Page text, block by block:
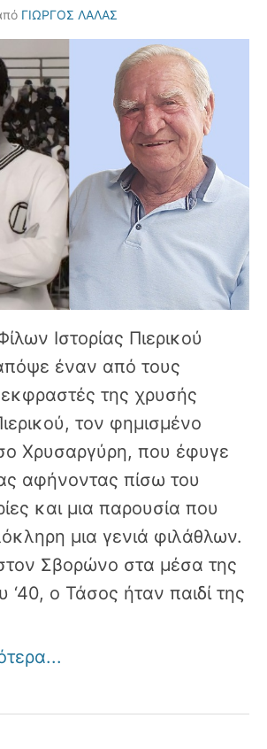
ΓΙΩΡΓΟΣ ΛΑΛΑΣ
Ιστορίας Πιερικού
έναν από τους
της χρυσής
τον φημισμένο
Χρυσαργύρη, που έφυγε
αφήνοντας πίσω του
και μια παρουσία που
μια γενιά φιλάθλων.
Σβορώνο στα μέσα της
‘40, ο Τάσος ήταν παιδί της